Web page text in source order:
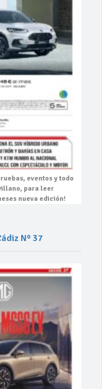
eventosy todo
para leer
nueva edición!
Nº 37